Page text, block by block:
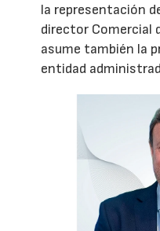
la representación
director Comercial
asume también la
entidad